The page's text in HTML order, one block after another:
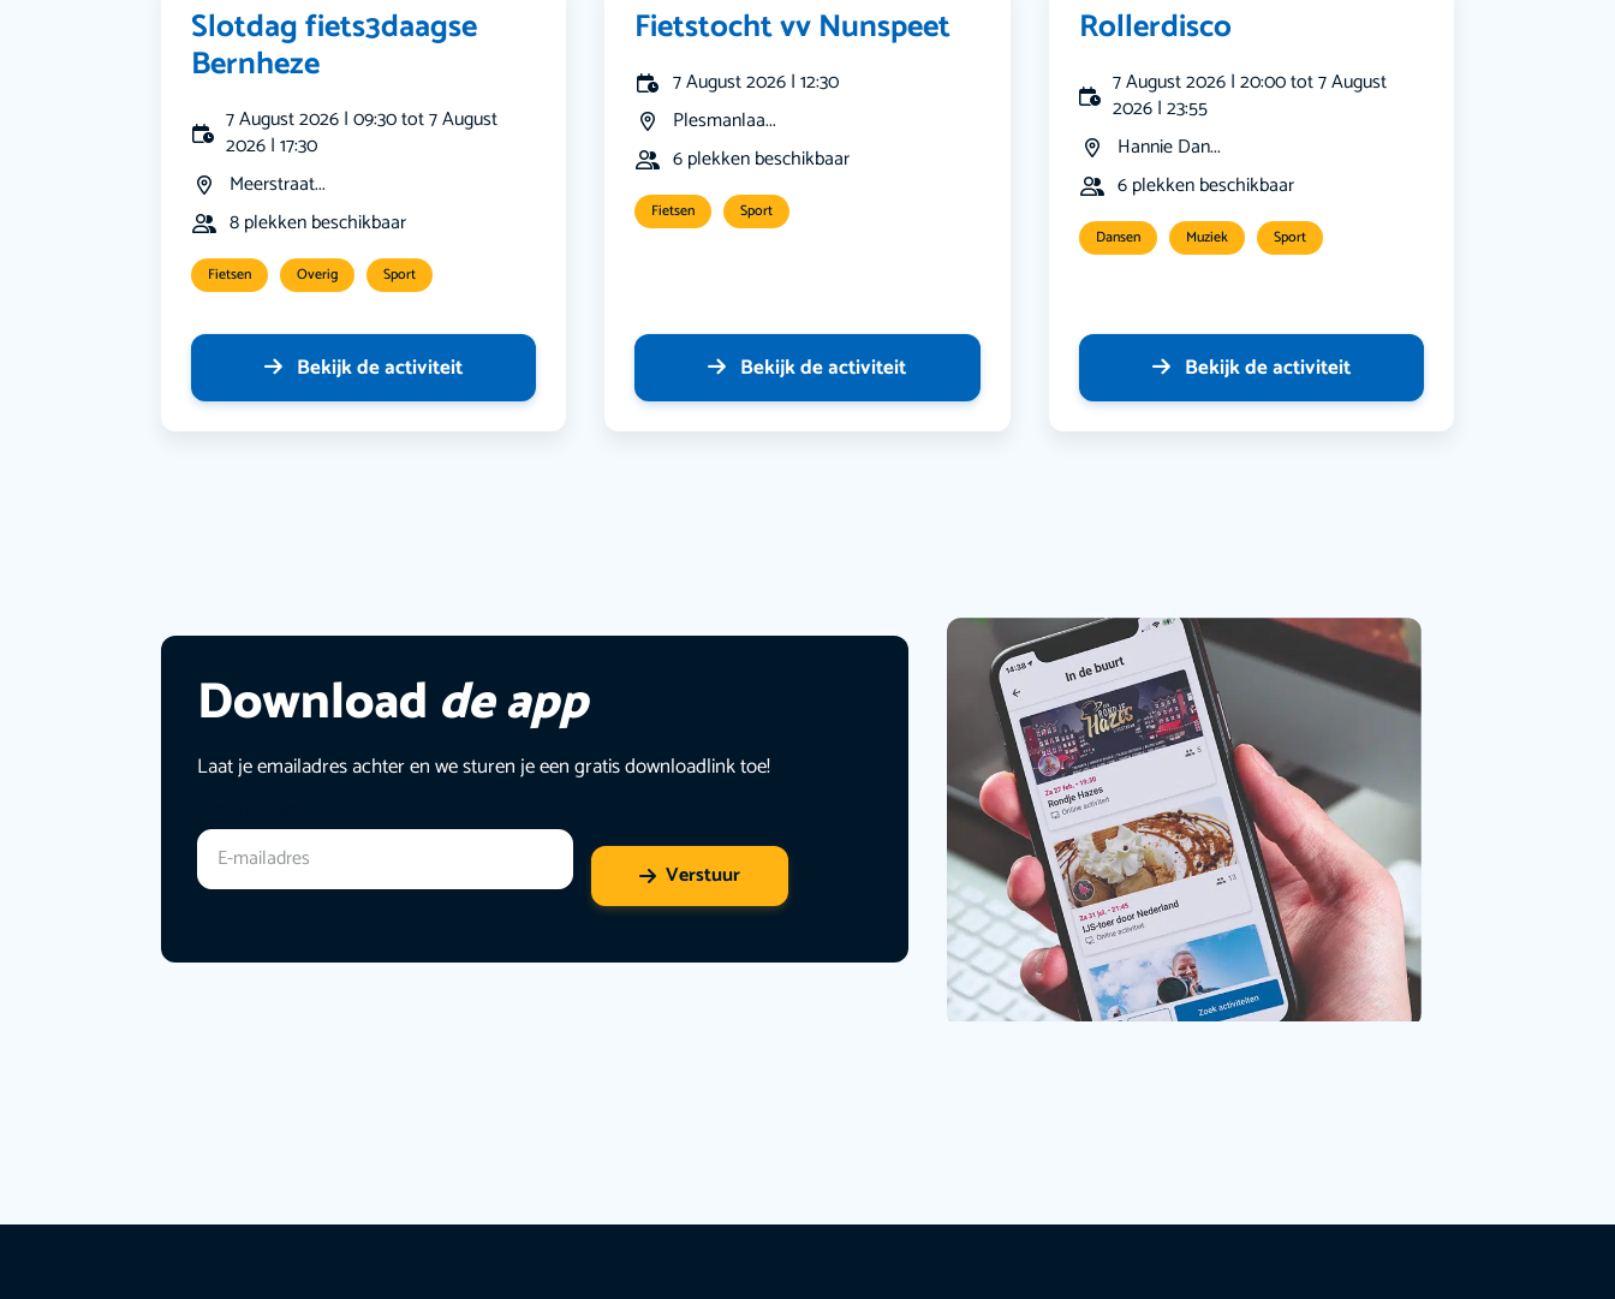
Slotdag fiets3daagse
Bernheze
7 August 2026 | 09:30 tot 7 August
2026 | 17:30
Meerstraat...
8 plekken beschikbaar
Fietsen Overig Sport
Bekijk de activiteit
Fietstocht vv Nunspeet
7 August 2026 | 12:30
Plesmanlaa...
6 plekken beschikbaar
Fietsen Sport
Bekijk de activiteit
Rollerdisco
7 August 2026 | 20:00 tot 7 August
2026 | 23:55
Hannie Dan...
6 plekken beschikbaar
Dansen Muziek Sport
Bekijk de activiteit
Download de app
Laat je emailadres achter en we sturen je een gratis downloadlink toe!
Verstuur